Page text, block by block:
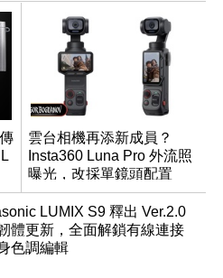
雲台相機再添新成員？
Insta360 Luna Pro 外流照
曝光，改採單鏡頭配置
LUMIX S9 釋出 Ver.2.0
體更新，全面解鎖有線連接
色調編輯